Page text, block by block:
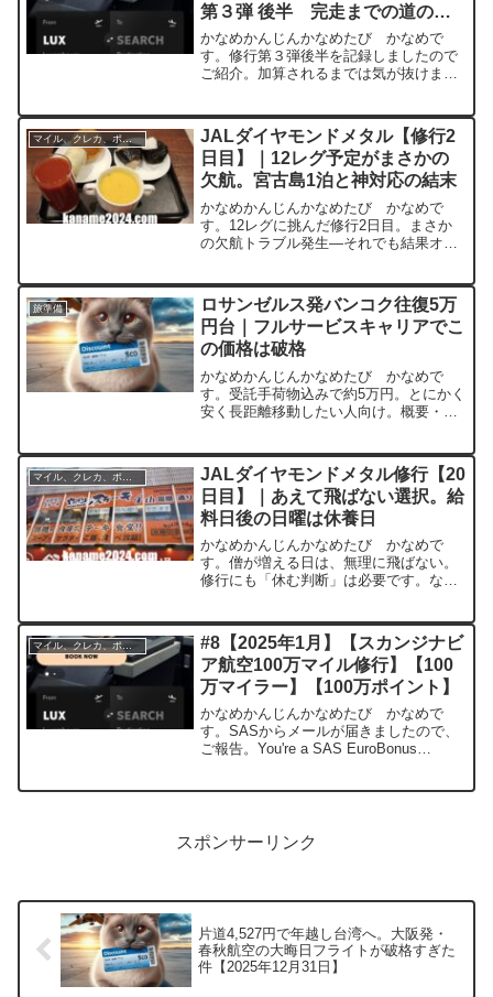
第３弾 後半 完走までの道の
り そして初めてのダイバート
かなめかんじんかなめたび かなめで
す。修行第３弾後半を記録しましたので
ご紹介。加算されるまでは気が抜けませ
ポイントキャンペーン （参考路線掲
載）#2【スカンジナビア...
マイル、クレカ、ポイ活
JALダイヤモンドメタル【修行2
日目】｜12レグ予定がまさかの
欠航。宮古島1泊と神対応の結末
かなめかんじんかなめたび かなめで
す。12レグに挑んだ修行2日目。まさか
の欠航トラブル発生―それでも結果オー
4:30起床。正直、眠い。かなり眠い。駅
に向かうも、まだ...
旅準備
ロサンゼルス発バンコク往復5万
円台｜フルサービスキャリアでこ
の価格は破格
かなめかんじんかなめたび かなめで
す。受託手荷物込みで約5万円。とにかく
安く長距離移動したい人向け。概要・航
（往復）・日程例：10月14日〜18日・ク
ラス：エコ...
JALダイヤモンドメタル修行【20
日目】｜あえて飛ばない選択。給
料日後の日曜は休養日
かなめかんじんかなめたび かなめで
す。僧が増える日は、無理に飛ばない。
修行にも「休む判断」は必要です。なぜ
日は 修行おやすみday にしました。理由
はシンプルで、...
マイル、クレカ、ポイ活
#8【2025年1月】【スカンジナビ
ア航空100万マイル修行】【100
万マイラー】【100万ポイント】
かなめかんじんかなめたび かなめで
す。SASからメールが届きましたので、
ご報告。You're a SAS EuroBonus
スポンサーリンク
片道4,527円で年越し台湾へ。大阪発・
春秋航空の大晦日フライトが破格すぎた
件【2025年12月31日】